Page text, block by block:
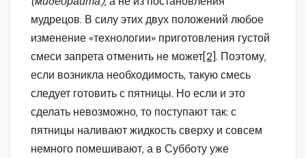
мудрецов. В силу этих двух положений любое
изменение «технологии» приготовления густой
смеси запрета отменить не может[2]. Поэтому,
если возникла необходимость, такую смесь
следует готовить с пятницы. Но если и это
сделать невозможно, то поступают так: с
пятницы наливают жидкость сверху и совсем
немного помешивают, а в Субботу уже